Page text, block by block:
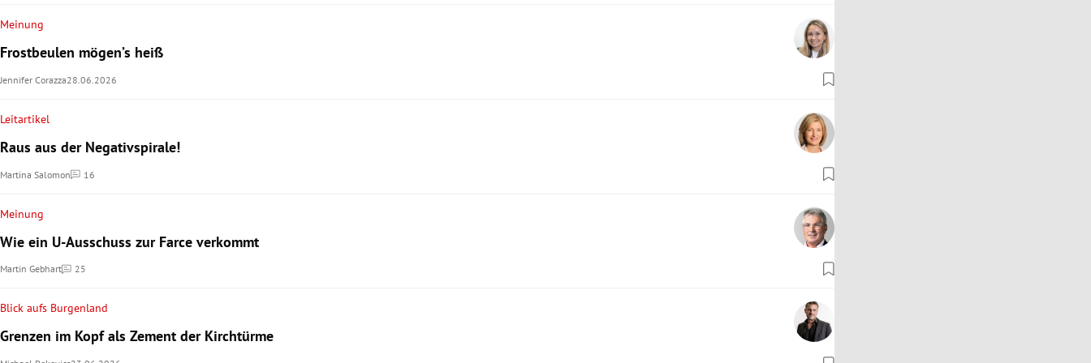
Meinung
Frostbeulen mögen’s heiß
Jennifer Corazza28.06.2026
Leitartikel
Raus aus der Negativspirale!
Martina Salomon 16
Kommentare
Meinung
Wie ein U-Ausschuss zur Farce verkommt
Martin Gebhart 25
Kommentare
Blick aufs Burgenland
Grenzen im Kopf als Zement der Kirchtürme